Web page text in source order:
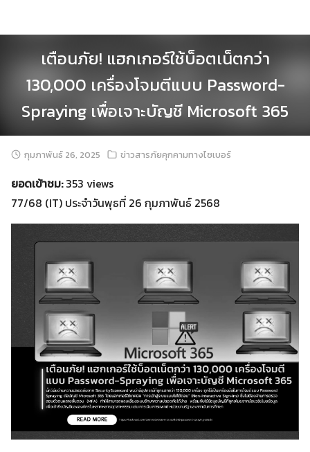
เตือนภัย! แฮกเกอร์ใช้บ็อตเน็ตกว่า
130,000 เครื่องโจมตีแบบ Password-
Spraying เพื่อเจาะบัญชี Microsoft 365
กุมภาพันธ์ 26, 2025 ข่าวสารภัยคุกคามทางไซเบอร์
ยอดเข้าชม:353 views
77/68 (IT) ประจำวันพุธที่ 26 กุมภาพันธ์ 2568